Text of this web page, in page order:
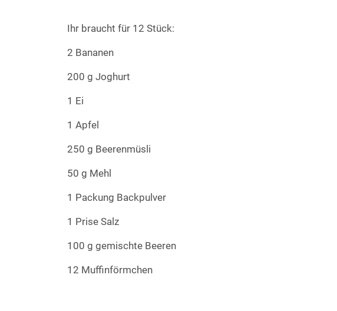
Ihr braucht für 12 Stück:
2 Bananen
200 g Joghurt
1 Ei
1 Apfel
250 g Beerenmüsli
50 g Mehl
1 Packung Backpulver
1 Prise Salz
100 g gemischte Beeren
12 Muffinförmchen